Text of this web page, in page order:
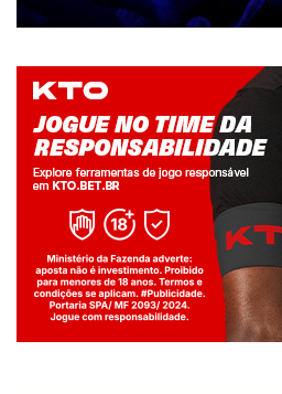
Jogue com responsabilidade. 18+